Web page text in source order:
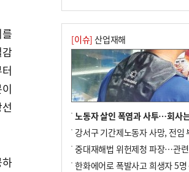
10 르노 못 타는 부산시장…관용
힌 지역기업 응원
[이슈] 산업재해